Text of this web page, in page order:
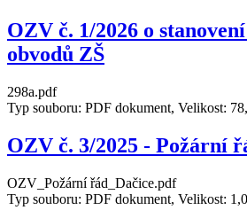
OZV č. 1/2026 o
obvodů ZŠ
298a.pdf
Typ souboru: PDF dokument, Velikost:
OZV č. 3/2025 - Požární
OZV_Požární řád_Dačice.pdf
Typ souboru: PDF dokument, Velikost: